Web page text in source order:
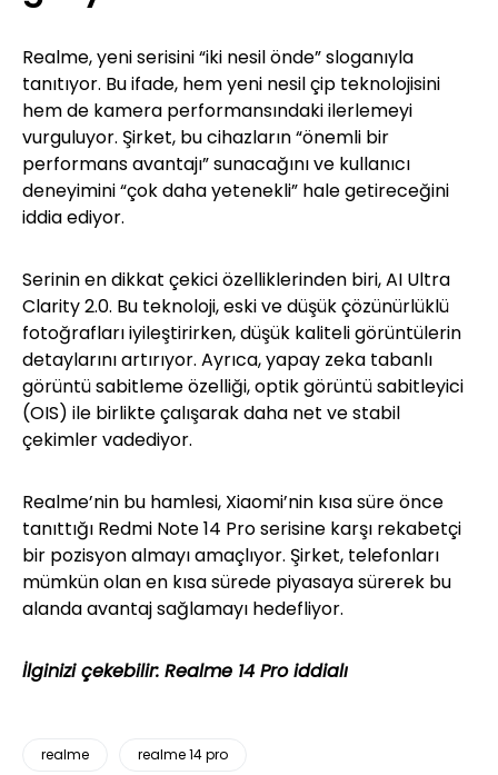
Realme, yeni serisini “iki nesil önde” sloganıyla
tanıtıyor. Bu ifade, hem yeni nesil çip teknolojisini
hem de kamera performansındaki ilerlemeyi
vurguluyor. Şirket, bu cihazların “önemli bir
performans avantajı” sunacağını ve kullanıcı
deneyimini “çok daha yetenekli” hale getireceğini
iddia ediyor.
Serinin en dikkat çekici özelliklerinden biri, AI Ultra
Clarity 2.0. Bu teknoloji, eski ve düşük çözünürlüklü
fotoğrafları iyileştirirken, düşük kaliteli görüntülerin
detaylarını artırıyor. Ayrıca, yapay zeka tabanlı
görüntü sabitleme özelliği, optik görüntü sabitleyici
(OIS) ile birlikte çalışarak daha net ve stabil
çekimler vadediyor.
Realme’nin bu hamlesi, Xiaomi’nin kısa süre önce
tanıttığı Redmi Note 14 Pro serisine karşı rekabetçi
bir pozisyon almayı amaçlıyor. Şirket, telefonları
mümkün olan en kısa sürede piyasaya sürerek bu
alanda avantaj sağlamayı hedefliyor.
İlginizi çekebilir: Realme 14 Pro iddialı
realme realme 14 pro